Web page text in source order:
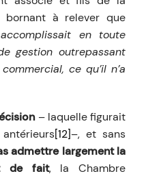
à relever que
en toute
gestion outrepassant
ce qu’il n’a
– laquelle figurait
[12]–, et sans
admettre largement la
de fait, la Chambre